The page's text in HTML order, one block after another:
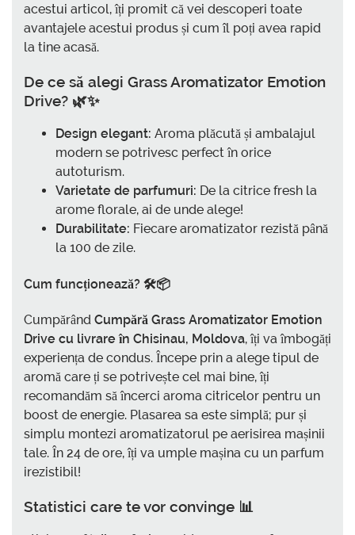
acestui articol, îți promit că vei descoperi toate
avantajele acestui produs și cum îl poți avea rapid
la tine acasă.
De ce să alegi Grass Aromatizator Emotion
Drive? 🌿✨
Design elegant: Aroma plăcută și ambalajul
modern se potrivesc perfect în orice
autoturism.
Varietate de parfumuri: De la citrice fresh la
arome florale, ai de unde alege!
Durabilitate: Fiecare aromatizator rezistă până
la 100 de zile.
Cum funcționează? 🛠️📦
Cumpărând Cumpără Grass Aromatizator Emotion
Drive cu livrare în Chisinau, Moldova, îți va îmbogăți
experiența de condus. Începe prin a alege tipul de
aromă care ți se potrivește cel mai bine, îți
recomandăm să încerci aroma citricelor pentru un
boost de energie. Plasarea sa este simplă; pur și
simplu montezi aromatizatorul pe aerisirea mașinii
tale. În 24 de ore, îți va umple mașina cu un parfum
irezistibil!
Statistici care te vor convinge 📊